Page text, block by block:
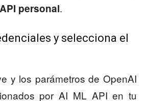
personal.
y selecciona el
y los parámetros de OpenAI
por AI ML API en tu